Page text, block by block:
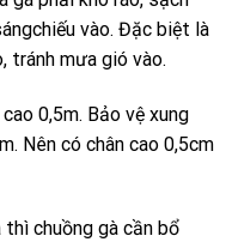
vào. Đặc biệt là
tránh mưa gió vào.
0,5m. Bảo vệ xung
Nên có chân cao 0,5cm
chuồng gà cần bổ